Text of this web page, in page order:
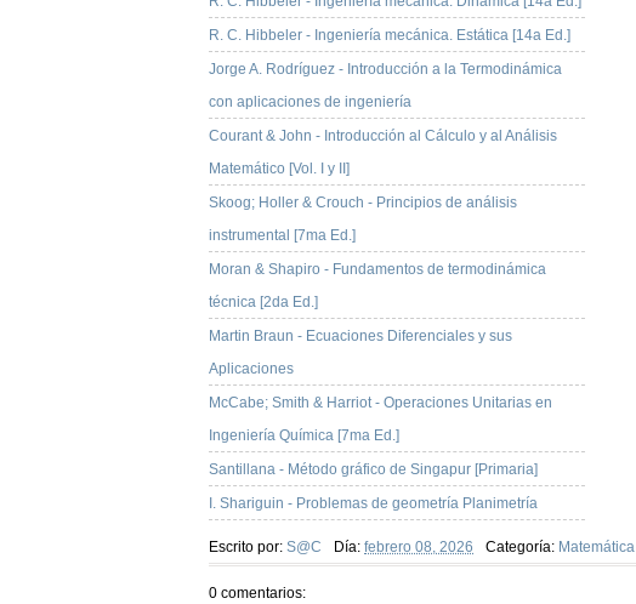
R. C. Hibbeler - Ingeniería mecánica. Estática [14a Ed.]
Jorge A. Rodríguez - Introducción a la Termodinámica
con aplicaciones de ingeniería
Courant & John - Introducción al Cálculo y al Análisis
Matemático [Vol. I y II]
Skoog; Holler & Crouch - Principios de análisis
instrumental [7ma Ed.]
Moran & Shapiro - Fundamentos de termodinámica
técnica [2da Ed.]
Martin Braun - Ecuaciones Diferenciales y sus
Aplicaciones
McCabe; Smith & Harriot - Operaciones Unitarias en
Ingeniería Química [7ma Ed.]
Santillana - Método gráfico de Singapur [Primaria]
I. Shariguin - Problemas de geometría Planimetría
Escrito por: S@C Día: febrero 08, 2026 Categoría: Matemática
0 comentarios: